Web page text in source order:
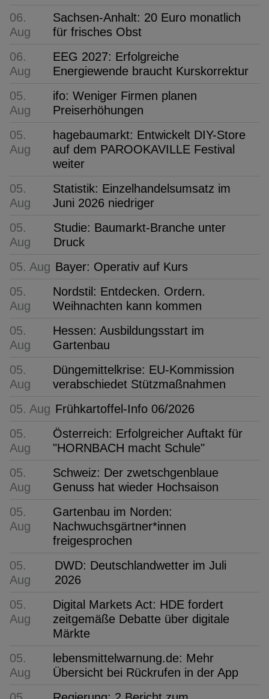
06.
Aug
Sachsen-Anhalt: 20 Euro monatlich
für frisches Obst
06.
Aug
EEG 2027: Erfolgreiche
Energiewende braucht Kurskorrektur
05.
Aug
ifo: Weniger Firmen planen
Preiserhöhungen
05.
Aug
hagebaumarkt: Entwickelt DIY-Store
auf dem PAROOKAVILLE Festival
weiter
05.
Aug
Statistik: Einzelhandelsumsatz im
Juni 2026 niedriger
05.
Aug
Studie: Baumarkt-Branche unter
Druck
05. Aug Bayer: Operativ auf Kurs
05.
Aug
Nordstil: Entdecken. Ordern.
Weihnachten kann kommen
05.
Aug
Hessen: Ausbildungsstart im
Gartenbau
05.
Aug
Düngemittelkrise: EU-Kommission
verabschiedet Stützmaßnahmen
05. Aug Frühkartoffel-Info 06/2026
05.
Aug
Österreich: Erfolgreicher Auftakt für
"HORNBACH macht Schule"
05.
Aug
Schweiz: Der zwetschgenblaue
Genuss hat wieder Hochsaison
05.
Aug
Gartenbau im Norden:
Nachwuchsgärtner*innen
freigesprochen
05.
Aug
DWD: Deutschlandwetter im Juli
2026
05.
Aug
Digital Markets Act: HDE fordert
zeitgemäße Debatte über digitale
Märkte
05.
Aug
lebensmittelwarnung.de: Mehr
Übersicht bei Rückrufen in der App